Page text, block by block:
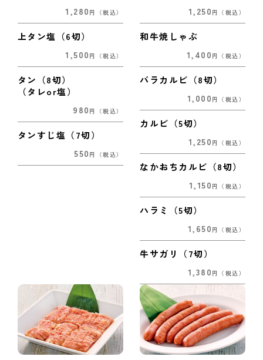
1,280 円 （税込）
上タン塩（6切）
1,500 円 （税込）
タン（8切）
（タレor塩）
980 円 （税込）
タンすじ塩（7切）
550 円 （税込）
1,250 円 （税込）
和牛焼しゃぶ
1,400 円 （税込）
バラカルビ（8切）
1,000 円 （税込）
カルビ（5切）
1,250 円 （税込）
なかおちカルビ（8切）
1,150 円 （税込）
ハラミ（5切）
1,650 円 （税込）
牛サガリ（7切）
1,380 円 （税込）